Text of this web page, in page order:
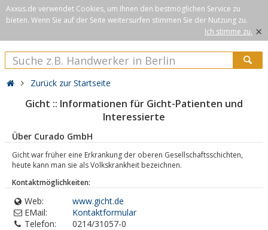
Axxus.de verwendet Cookies, um Ihnen den bestmöglichen Service zu
bieten. Wenn Sie auf der Seite weitersurfen stimmen Sie der Nutzung zu.
Ich stimme zu. ×
Zurück zur Startseite
Gicht :: Informationen für Gicht-Patienten und
Interessierte
Über Curado GmbH
Gicht war früher eine Erkrankung der oberen Gesellschaftsschichten,
heute kann man sie als Volkskrankheit bezeichnen.
Kontaktmöglichkeiten:
Web:
www.gicht.de
EMail:
Kontaktformular
Telefon:
0214/31057-0